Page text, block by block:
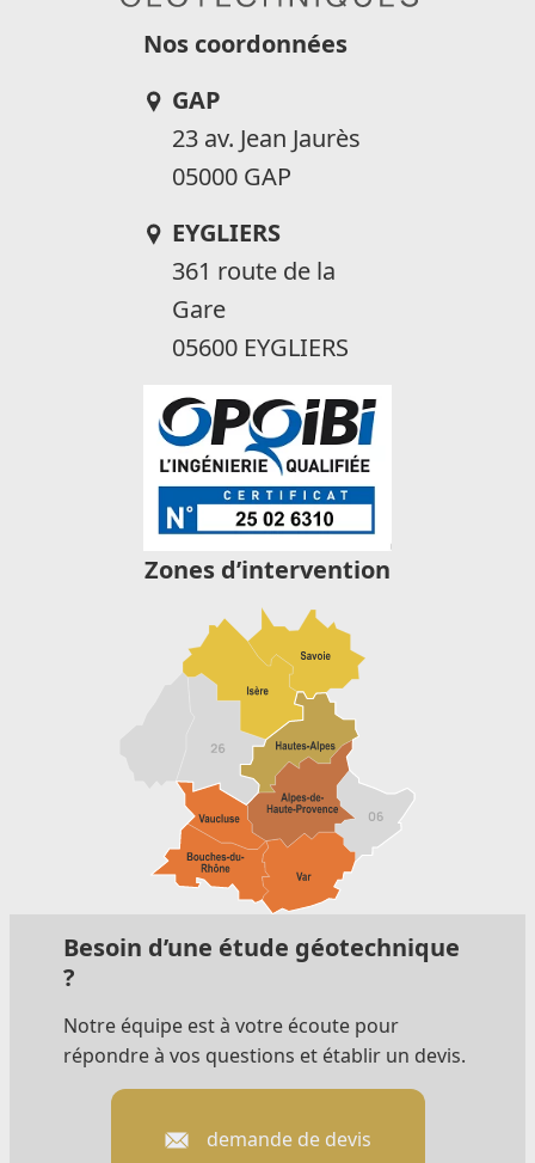
Nos coordonnées
GAP
23 av. Jean Jaurès
05000 GAP
EYGLIERS
361 route de la
Gare
05600 EYGLIERS
Zones d’intervention
Besoin d’une étude géotechnique
?
Notre équipe est à votre écoute pour
répondre à vos questions et établir un devis.
demande de devis